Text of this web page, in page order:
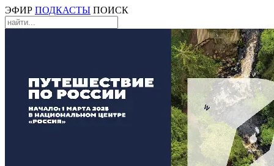
ЭФИР ПОДКАСТЫ ПОИСК